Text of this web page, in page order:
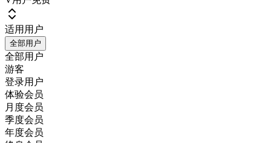
适用用户
全部用户
全部用户
游客
登录用户
体验会员
月度会员
季度会员
年度会员